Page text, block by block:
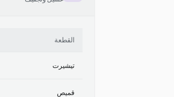
القطعة
تيشيرت
قميص